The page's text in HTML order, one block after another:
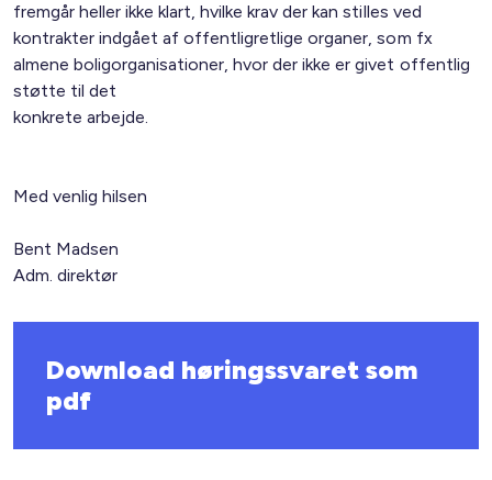
fremgår heller ikke klart, hvilke krav der kan stilles ved
kontrakter indgået af offentligretlige organer, som fx
almene boligorganisationer, hvor der ikke er givet offentlig
støtte til det
konkrete arbejde.
Med venlig hilsen
Bent Madsen
Adm. direktør
Download høringssvaret som
pdf